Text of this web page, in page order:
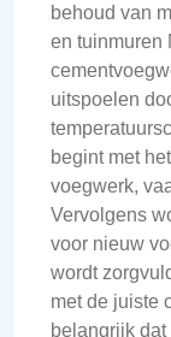
behoud van
en tuinmuren
uitspoelen
begint met
voegwerk,
Vervolgens
voor nieuw
wordt
met de juiste
belangrijk